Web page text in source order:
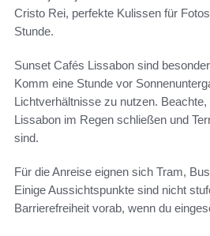
Cristo Rei, perfekte Kulissen für
Stunde.
Sunset Cafés Lissabon sind
Komm eine Stunde vor
Lichtverhältnisse zu nutzen.
Lissabon im Regen schließen und
sind.
Für die Anreise eignen sich Tram,
Einige Aussichtspunkte sind nicht
Barrierefreiheit vorab, wenn du